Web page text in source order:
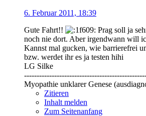
6. Februar 2011, 18:39
Gute Fahrt!!
Prag soll ja
noch nie dort. Aber irgendwann will
Kannst mal gucken, wie barrierefrei
bzw. werdet ihr es ja testen hihi
LG Silke
Myopathie unklarer Genese
Zitieren
Inhalt melden
Zum Seitenanfang